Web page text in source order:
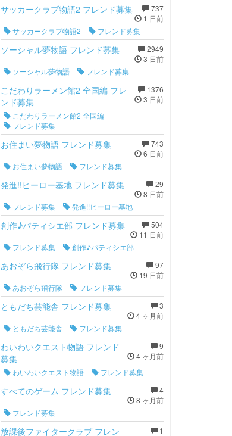
737
1 日前
サッカークラブ物語2 フレンド募集
サッカークラブ物語2
フレンド募集
2949
3 日前
ソーシャル夢物語 フレンド募集
ソーシャル夢物語
フレンド募集
1376
3 日前
こだわりラーメン館2 全国編 フレ
ンド募集
こだわりラーメン館2 全国編
フレンド募集
743
6 日前
お住まい夢物語 フレンド募集
お住まい夢物語
フレンド募集
29
8 日前
発進!!ヒーロー基地 フレンド募集
フレンド募集
発進!!ヒーロー基地
504
11 日前
創作♪パティシエ部 フレンド募集
フレンド募集
創作♪パティシエ部
97
19 日前
あおぞら飛行隊 フレンド募集
あおぞら飛行隊
フレンド募集
3
4 ヶ月前
ともだち芸能舎 フレンド募集
ともだち芸能舎
フレンド募集
9
4 ヶ月前
わいわいクエスト物語 フレンド
募集
わいわいクエスト物語
フレンド募集
4
8 ヶ月前
すべてのゲーム フレンド募集
フレンド募集
1
放課後ファイタークラブ フレン